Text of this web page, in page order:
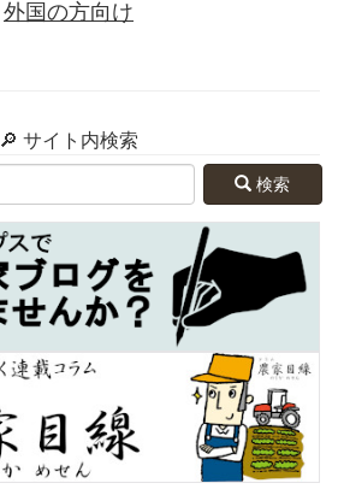
外国の方向け
🔎 サイト内検索
検索